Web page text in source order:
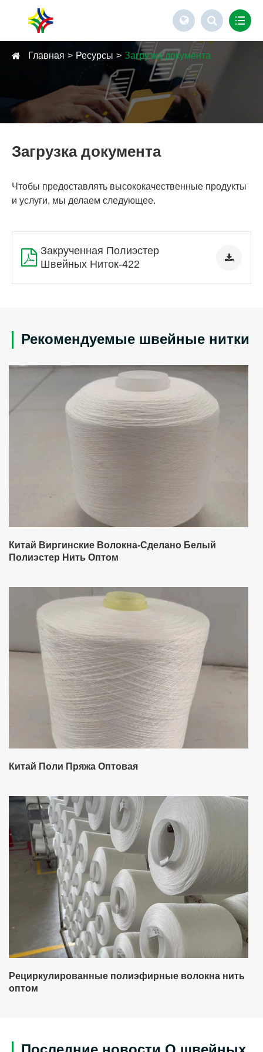
Главная Ресурсы Загрузка документа
Загрузка документа
Чтобы предоставлять высококачественные продукты
и услуги, мы делаем следующее.
Закрученная Полиэстер
Швейных Ниток-422
Рекомендуемые швейные нитки
Китай Виргинские Волокна-Сделано Белый
Полиэстер Нить Оптом
Китай Поли Пряжа Оптовая
Рециркулированные полиэфирные волокна нить
оптом